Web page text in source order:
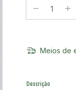
Meios de
Descrição